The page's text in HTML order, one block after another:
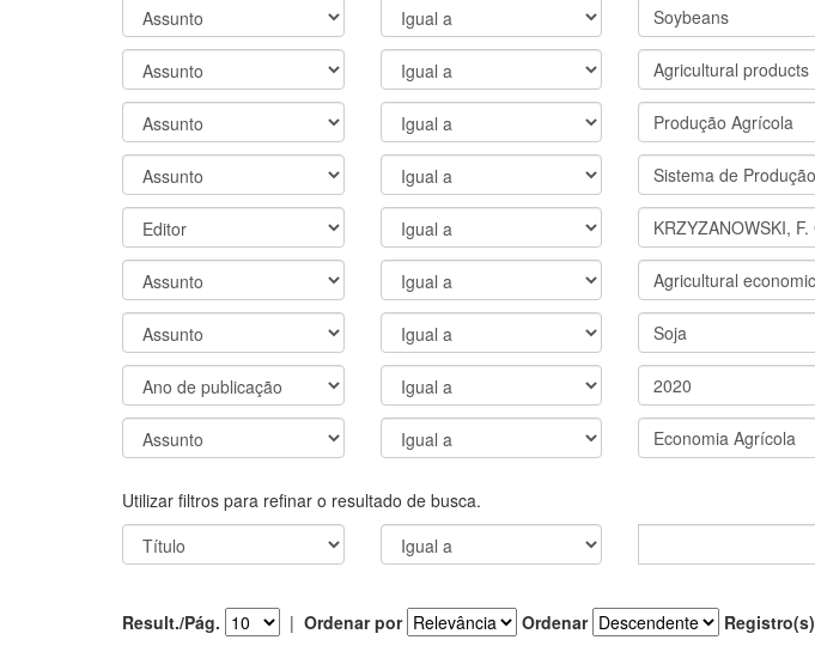
Utilizar filtros para refinar o resultado de busca.
Result./Pág. | Ordenar por Ordenar Registro(s)